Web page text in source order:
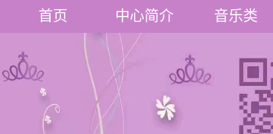
首页 中心简介 音乐类